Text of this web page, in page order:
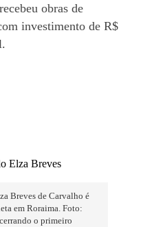
obras de
investimento de R$
Breves de Carvalho é
em Roraima. Foto:
o primeiro